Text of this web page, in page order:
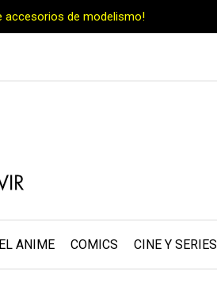
accesorios de modelismo!
ANIME COMICS CINE Y SERIES